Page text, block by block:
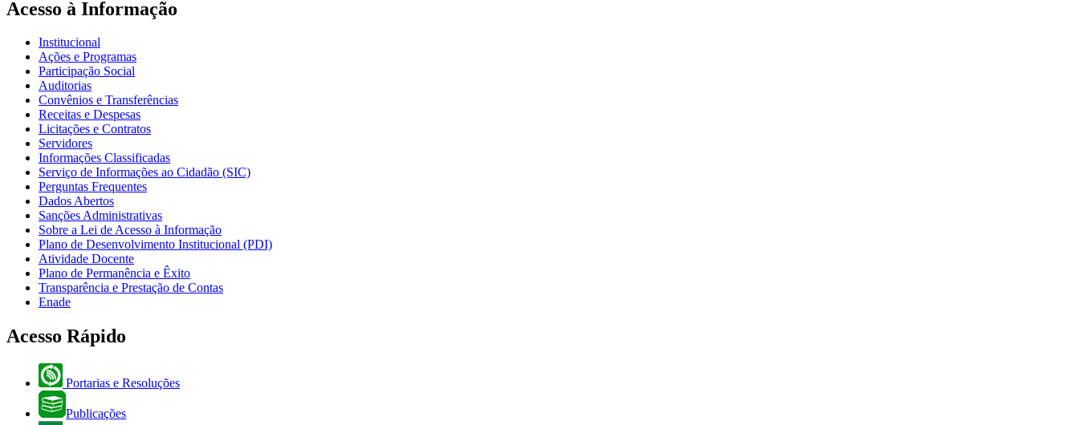
Acesso à Informação
Institucional
Ações e Programas
Participação Social
Auditorias
Convênios e Transferências
Receitas e Despesas
Licitações e Contratos
Servidores
Informações Classificadas
Serviço de Informações ao Cidadão (SIC)
Perguntas Frequentes
Dados Abertos
Sanções Administrativas
Sobre a Lei de Acesso à Informação
Plano de Desenvolvimento Institucional (PDI)
Atividade Docente
Plano de Permanência e Êxito
Transparência e Prestação de Contas
Enade
Acesso Rápido
Portarias e Resoluções
Publicações